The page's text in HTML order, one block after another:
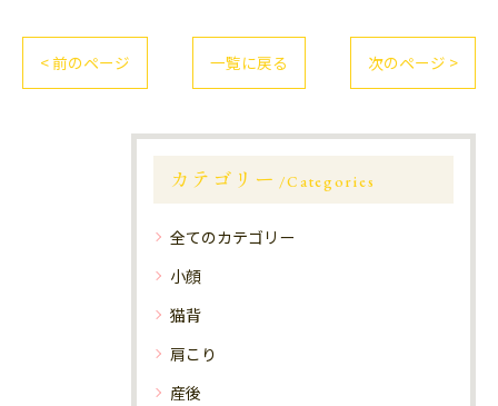
< 前のページ 一覧に戻る 次のページ >
カテゴリー Categories
全てのカテゴリー
小顔
猫背
肩こり
産後